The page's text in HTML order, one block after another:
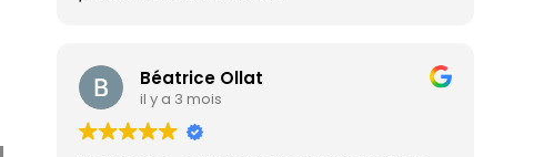
Béatrice Ollat
il y a 3 mois